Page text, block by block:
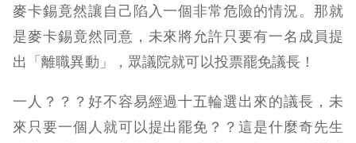
麥卡錫竟然讓自己陷入一個非常危險的情況。那就
是麥卡錫竟然同意，未來將允許只要有一名成員提
出「離職異動」，眾議院就可以投票罷免議長！
一人？？？好不容易經過十五輪選出來的議長，未
來只要一個人就可以提出罷免？？這是什麼奇先生